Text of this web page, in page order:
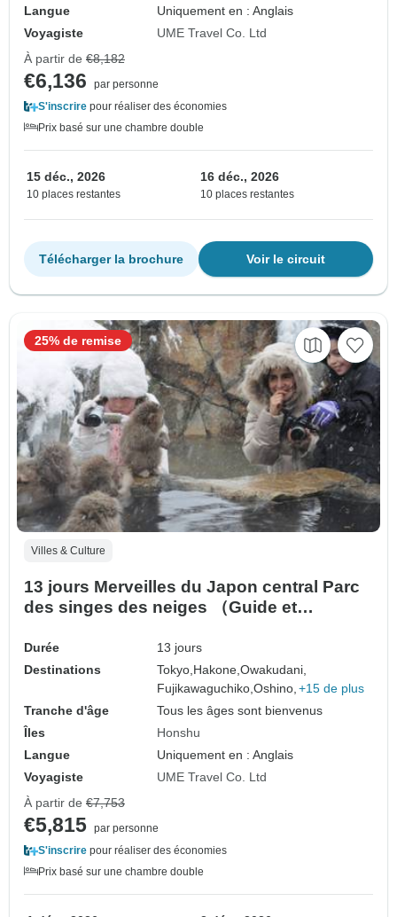
Langue
Uniquement en : Anglais
Voyagiste
UME Travel Co. Ltd
À partir de €8,182
€6,136
par personne
S'inscrire pour réaliser des économies
Prix basé sur une chambre double
15 déc., 2026
10 places restantes
16 déc., 2026
10 places restantes
Voir le circuit
Télécharger la brochure
Villes & Culture
13 jours Merveilles du Japon central Parc
des singes des neiges （Guide et
Durée
13 jours
Destinations
Tokyo,Hakone,Owakudani,
Fujikawaguchiko,Oshino, +15 de plus
Tranche d'âge
Tous les âges sont bienvenus
Îles
Honshu
Langue
Uniquement en : Anglais
Voyagiste
UME Travel Co. Ltd
25% de remise
À partir de €7,753
€5,815 par personne
S'inscrire pour réaliser des économies
Prix basé sur une chambre double